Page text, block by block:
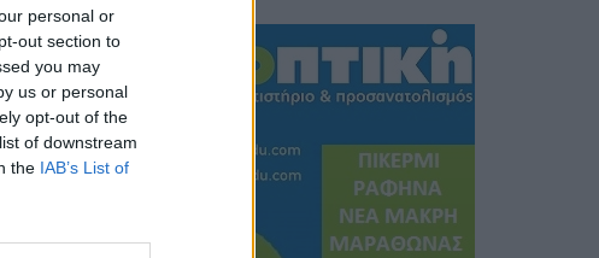
personal or
out section to
you may
us or personal
opt-out of the
of downstream
the IAB’s List of